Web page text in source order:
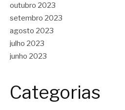
outubro 2023
setembro 2023
agosto 2023
julho 2023
junho 2023
Categorias